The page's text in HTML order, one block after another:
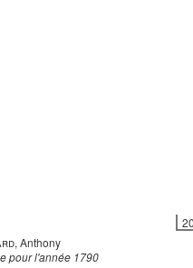
, Anthony
pour l'année 1790